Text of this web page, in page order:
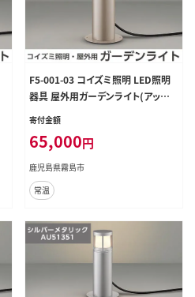
F5-001-03 コイズミ照明 LED照明
器具 屋外用ガーデンライト(アッパ
ー配光タイプ)ウォームシルバー【国
分電機】
寄付金額
65,000円
鹿児島県霧島市
常温